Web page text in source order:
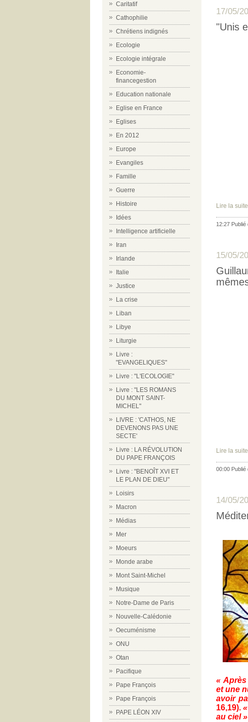
Caritatif
Cathophilie
Chrétiens indignés
Ecologie
Ecologie intégrale
Economie-
financegestion
Education nationale
Eglise en France
Eglises
En 2012
Europe
Evangiles
Famille
Guerre
Histoire
Idées
Intelligence artificielle
Iran
Irlande
Italie
Justice
La crise
Liban
Libye
Liturgie
Livre :
"EVANGELIQUES"
Livre : "L'ECOLOGIE"
Livre : "LES ROMANS
DU MONT SAINT-
MICHEL"
LIVRE : 'CATHOS, NE
DEVENONS PAS UNE
SECTE'
Livre : LA RÉVOLUTION
DU PAPE FRANÇOIS
Livre : "BENOÎT XVI ET
LE PLAN DE DIEU"
Loisirs
Macron
Médias
Mer
Moeurs
Monde arabe
Mont Saint-Michel
Musique
Notre-Dame de Paris
Nouvelle-Calédonie
Oecuménisme
ONU
Otan
Pacifique
Pape François
Pape François
PAPE LÉON XIV
17/05/
"Unis
Lire la suite
12:27 Publié
15/05/
Lire la suite
00:00 Publié
14/05/
« Après
et une
avoir
16,19).
au ciel »